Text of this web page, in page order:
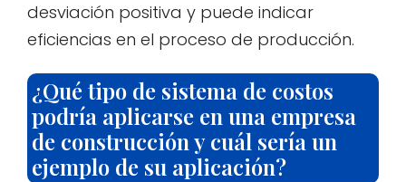
desviación positiva y puede indicar
eficiencias en el proceso de producción.
¿Qué tipo de sistema de costos
podría aplicarse en una empresa
de construcción y cuál sería un
ejemplo de su aplicación?